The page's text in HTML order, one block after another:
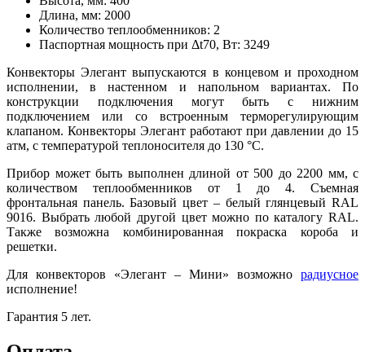
Длина, мм: 2000
Количество теплообменников: 2
Паспортная мощность при Δt70, Вт: 3249
Конвекторы Элегант выпускаются в концевом и проходном
исполнении, в настенном и напольном вариантах. По
конструкции подключения могут быть с нижним
подключением или со встроенным терморегулирующим
клапаном. Конвекторы Элегант работают при давлении до 15
атм, с температурой теплоносителя до 130 °С.
Прибор может быть выполнен длиной от 500 до 2200 мм, с
количеством теплообменников от 1 до 4. Съемная
фронтальная панель. Базовый цвет – белый глянцевый RAL
9016. Выбрать любой другой цвет можно по каталогу RAL.
Также возможна комбинированная покраска короба и
решетки.
Для конвекторов «Элегант – Мини» возможно радиусное
исполнение!
Гарантия 5 лет.